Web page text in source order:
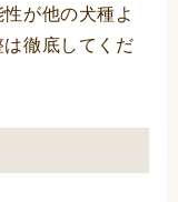
が他の犬種よ
徹底してくだ